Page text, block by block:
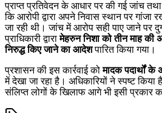
प्राप्त प्रतिवेदन के आधार पर की गई जांच
कि आरोपी द्वारा अपने निवास स्थान पर
जा रही थी। जांच में आरोप सही पाए जाने पर
प्राधिकारी द्वारामेहरुन निशा को तीन माह की
निरुद्ध किए जाने का आदेशपारित किया गया।
प्रशासन की इस कार्रवाई कोमादक पदार्थों के
में देखा जा रहा है। अधिकारियों ने स्पष्ट
संलिप्त लोगों के खिलाफ आगे भी इसी प्रकार